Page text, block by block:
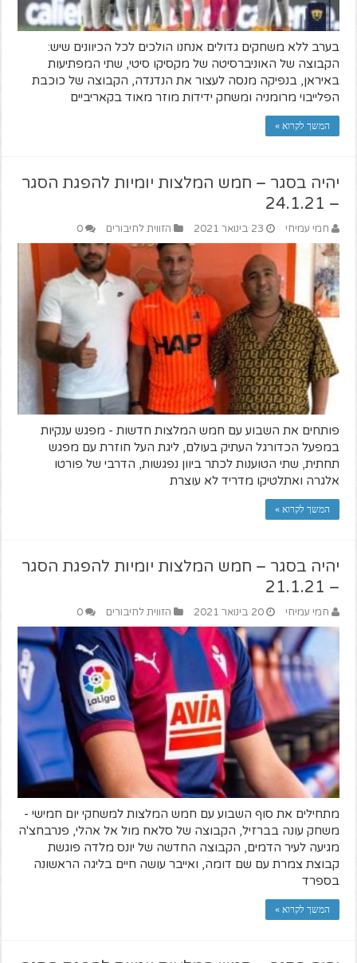
בערב ללא משחקים גדולים אנחנו הולכים לכל הכיוונים שיש:
הקבוצה של האוניברסיטה של מקסיקו סיטי, שתי המפתיעות
באיראן, בנפיקה מנסה לעצור את הנדנדה, הקבוצה של כוכבת
הפלייבוי מרומניה ומשחק ידידות מוזר מאוד בקאריביים
המשך לקרוא »
יהיה בסגר – חמש המלצות יומיות להפגת הסגר
– 24.1.21
חמי עמיחי 23 בינואר 2021 הזווית לחיבורים 0
פותחים את השבוע עם חמש המלצות חדשות - מפגש ענקיות
במפעל הכדורגל העתיק בעולם, ליגת העל חוזרת עם מפגש
תחתית, שתי הטוענות לכתר ביוון נפגשות, הדרבי של פורטו
אלגרה ואתלטיקו מדריד לא עוצרת
המשך לקרוא »
יהיה בסגר – חמש המלצות יומיות להפגת הסגר
– 21.1.21
חמי עמיחי 20 בינואר 2021 הזווית לחיבורים 0
מתחילים את סוף השבוע עם חמש המלצות למשחקי יום חמישי -
משחק עונה בברזיל, הקבוצה של סלאח מול אל אהלי, פנרבחצ'ה
מגיעה לעיר הדמים, הקבוצה החדשה של יונס מלדה פוגשת
קבוצת צמרת עם שם דומה, ואייבר עושה חיים בליגה הראשונה
בספרד
המשך לקרוא »